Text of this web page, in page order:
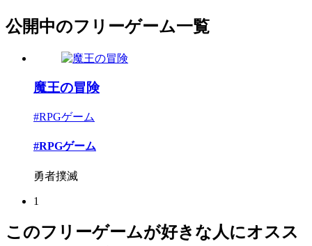
公開中のフリーゲーム一覧
魔王の冒険
#RPGゲーム
#RPGゲーム
勇者撲滅
1
このフリーゲームが好きな人にオスス